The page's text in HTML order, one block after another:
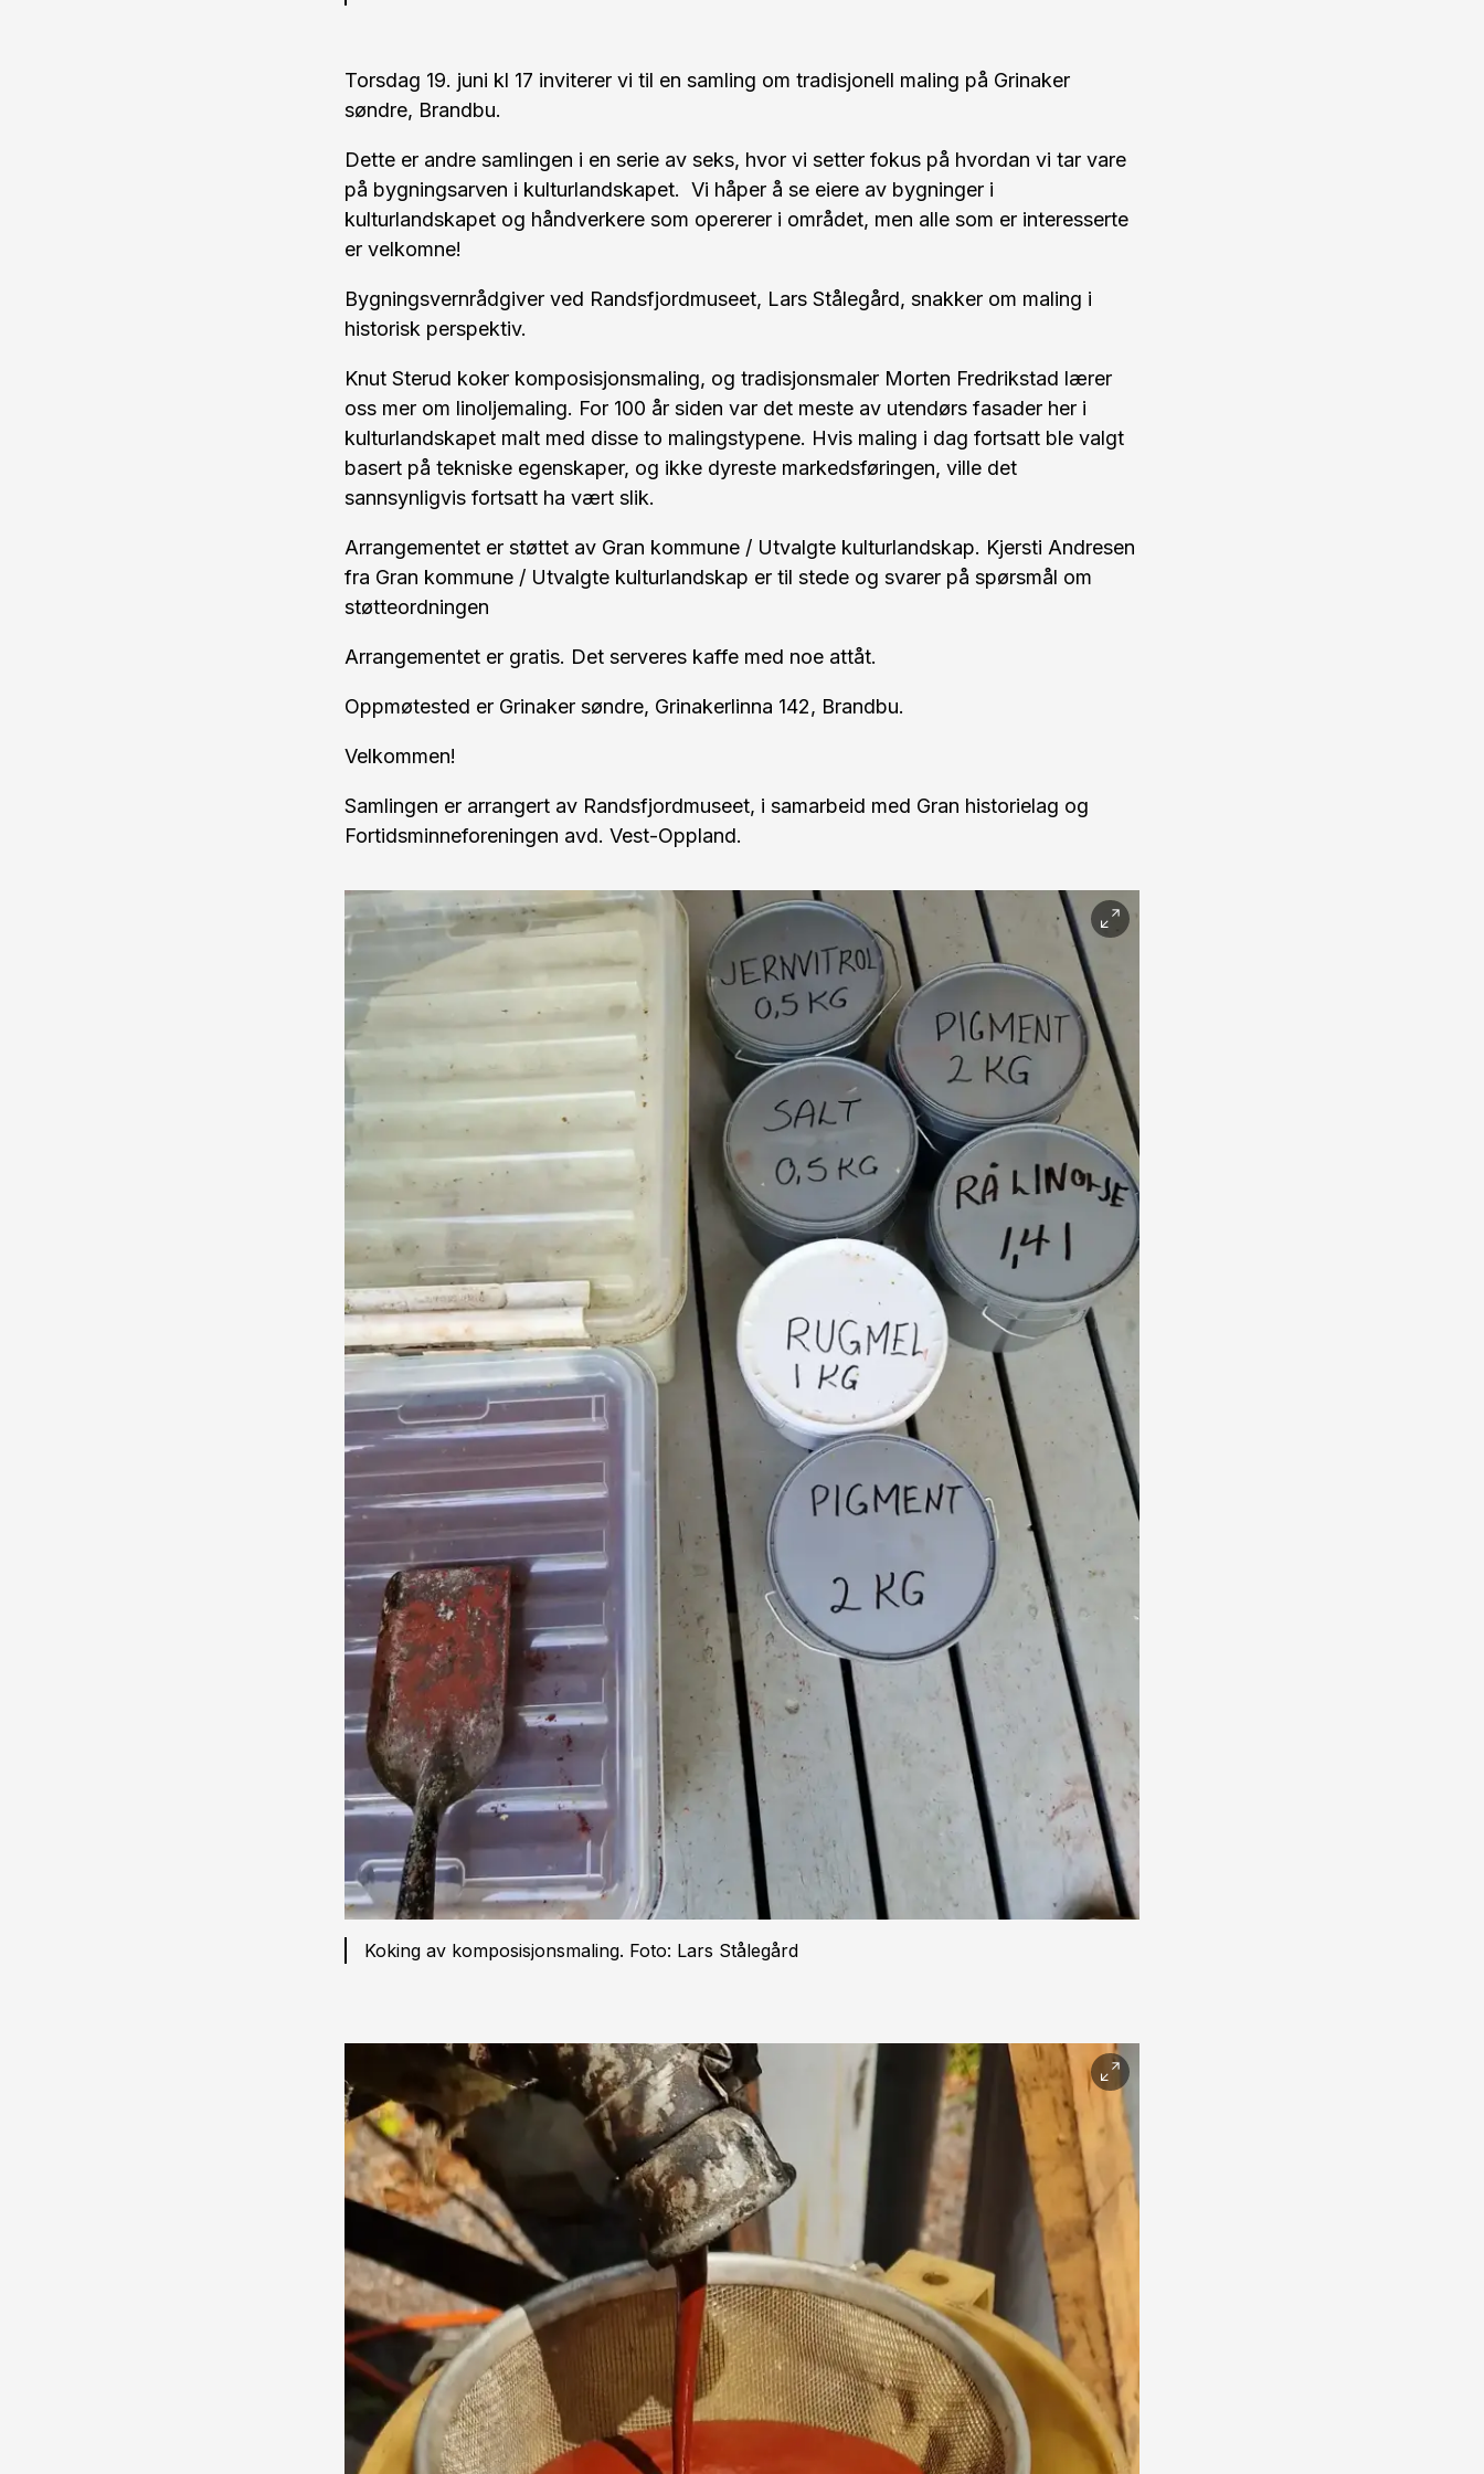
Torsdag 19. juni kl 17 inviterer vi til en samling om tradisjonell maling på Grinaker
søndre, Brandbu.
Dette er andre samlingen i en serie av seks, hvor vi setter fokus på hvordan vi tar vare
på bygningsarven i kulturlandskapet. Vi håper å se eiere av bygninger i
kulturlandskapet og håndverkere som opererer i området, men alle som er interesserte
er velkomne!
Bygningsvernrådgiver ved Randsfjordmuseet, Lars Stålegård, snakker om maling i
historisk perspektiv.
Knut Sterud koker komposisjonsmaling, og tradisjonsmaler Morten Fredrikstad lærer
oss mer om linoljemaling. For 100 år siden var det meste av utendørs fasader her i
kulturlandskapet malt med disse to malingstypene. Hvis maling i dag fortsatt ble valgt
basert på tekniske egenskaper, og ikke dyreste markedsføringen, ville det
sannsynligvis fortsatt ha vært slik.
Arrangementet er støttet av Gran kommune / Utvalgte kulturlandskap. Kjersti Andresen
fra Gran kommune / Utvalgte kulturlandskap er til stede og svarer på spørsmål om
støtteordningen
Arrangementet er gratis. Det serveres kaffe med noe attåt.
Oppmøtested er Grinaker søndre, Grinakerlinna 142, Brandbu.
Velkommen!
Samlingen er arrangert av Randsfjordmuseet, i samarbeid med Gran historielag og
Fortidsminneforeningen avd. Vest-Oppland.
Koking av komposisjonsmaling. Foto: Lars Stålegård